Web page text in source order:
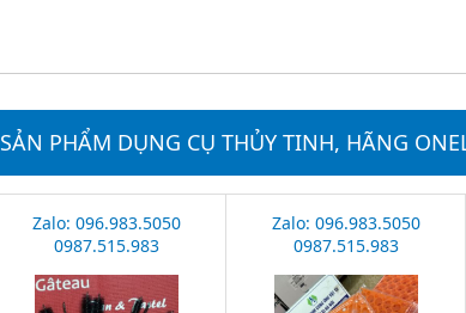
SẢN PHẨM DỤNG CỤ THỦY TINH, HÃNG
Zalo: 096.983.5050
0987.515.983
Zalo: 096.983.5050
0987.515.983